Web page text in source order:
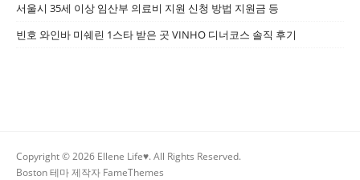
서울시 35세 이상 임산부 의료비 지원 신청 방법 지원금 등
빈호 와인바 미쉐린 1스타 받은 곳 VINHO 디너코스 솔직 후기
Copyright © 2026 Ellene Life♥. All Rights Reserved.
Boston 테마 제작자 FameThemes